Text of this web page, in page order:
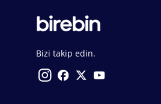
Bizi takip edin.